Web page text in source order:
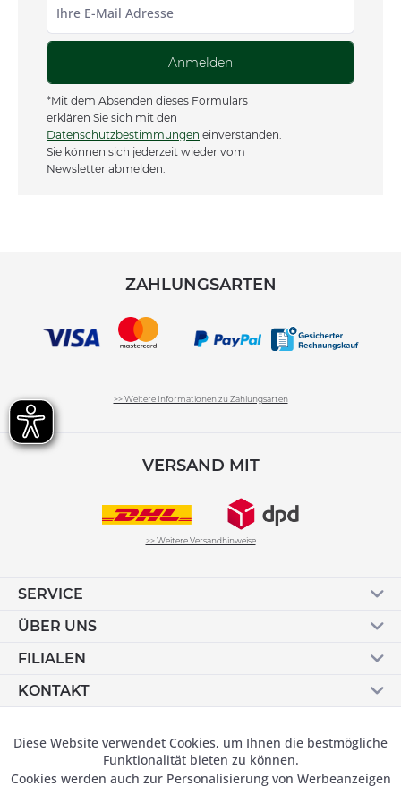
Anmelden
*Mit dem Absenden dieses Formulars
erklären Sie sich mit den
Datenschutzbestimmungen einverstanden.
Sie können sich jederzeit wieder vom
Newsletter abmelden.
ZAHLUNGSARTEN
>> Weitere Informationen zu Zahlungsarten
VERSAND MIT
>> Weitere Versandhinweise
SERVICE
ÜBER UNS
FILIALEN
KONTAKT
Funktionale Aktiv
Diese Website verwendet Cookies, um Ihnen die bestmögliche
Funktionalität bieten zu können.
Cookies werden auch zur Personalisierung von Werbeanzeigen